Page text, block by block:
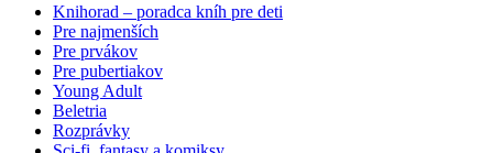
Knihorad – poradca kníh pre deti
Pre najmenších
Pre prvákov
Pre pubertiakov
Young Adult
Beletria
Rozprávky